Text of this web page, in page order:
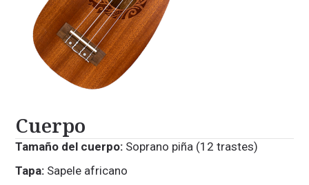
Cuerpo
Tamaño del cuerpo: Soprano piña (12 trastes)
Tapa: Sapele africano